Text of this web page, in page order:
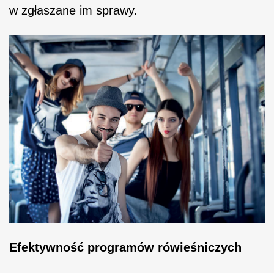
w zgłaszane im sprawy.
Efektywność programów rówieśniczych